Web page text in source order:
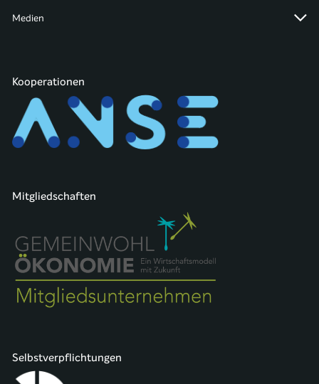
Medien
Kooperationen
Mitgliedschaften
Selbstverpflichtungen